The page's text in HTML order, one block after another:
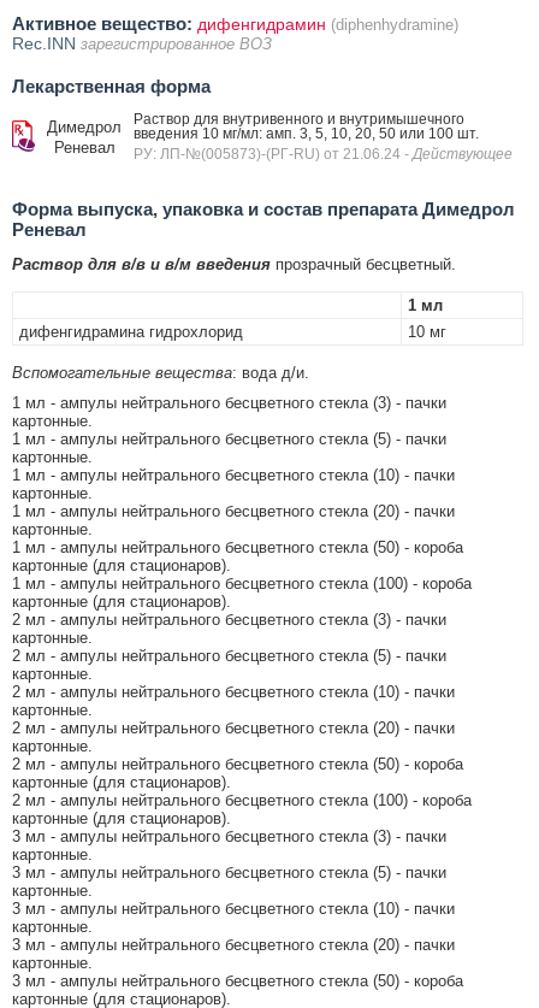
Активное вещество: дифенгидрамин (diphenhydramine)
Rec.INN зарегистрированное ВОЗ
Лекарственная форма
Димедрол
Реневал
Раствор для внутривенного и внутримышечного
введения 10 мг/мл: амп. 3, 5, 10, 20, 50 или 100 шт.
РУ: ЛП-№(005873)-(РГ-RU) от 21.06.24 - Действующее
Форма выпуска, упаковка и состав препарата Димедрол
Реневал
Раствор для в/в и в/м введения прозрачный бесцветный.
1 мл
дифенгидрамина гидрохлорид
10 мг
Вспомогательные вещества: вода д/и.
1 мл - ампулы нейтрального бесцветного стекла (3) - пачки
картонные.
1 мл - ампулы нейтрального бесцветного стекла (5) - пачки
картонные.
1 мл - ампулы нейтрального бесцветного стекла (10) - пачки
картонные.
1 мл - ампулы нейтрального бесцветного стекла (20) - пачки
картонные.
1 мл - ампулы нейтрального бесцветного стекла (50) - короба
картонные (для стационаров).
1 мл - ампулы нейтрального бесцветного стекла (100) - короба
картонные (для стационаров).
2 мл - ампулы нейтрального бесцветного стекла (3) - пачки
картонные.
2 мл - ампулы нейтрального бесцветного стекла (5) - пачки
картонные.
2 мл - ампулы нейтрального бесцветного стекла (10) - пачки
картонные.
2 мл - ампулы нейтрального бесцветного стекла (20) - пачки
картонные.
2 мл - ампулы нейтрального бесцветного стекла (50) - короба
картонные (для стационаров).
2 мл - ампулы нейтрального бесцветного стекла (100) - короба
картонные (для стационаров).
3 мл - ампулы нейтрального бесцветного стекла (3) - пачки
картонные.
3 мл - ампулы нейтрального бесцветного стекла (5) - пачки
картонные.
3 мл - ампулы нейтрального бесцветного стекла (10) - пачки
картонные.
3 мл - ампулы нейтрального бесцветного стекла (20) - пачки
картонные.
3 мл - ампулы нейтрального бесцветного стекла (50) - короба
картонные (для стационаров).